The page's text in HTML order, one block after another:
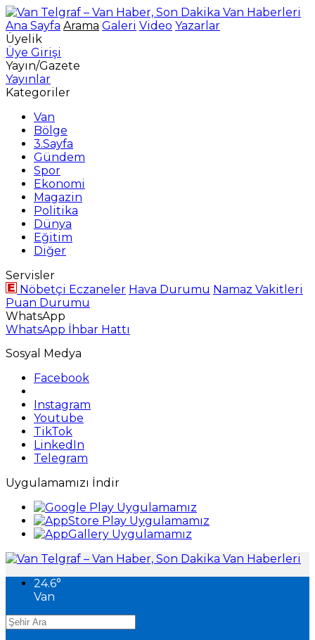
Ana Sayfa Arama Galeri Video Yazarlar
Üyelik
Üye Girişi
Yayın/Gazete
Yayınlar
Kategoriler
Van
Bölge
3.Sayfa
Gündem
Spor
Ekonomi
Magazin
Politika
Dünya
Eğitim
Diğer
Servisler
Nöbetçi Eczaneler Hava Durumu Namaz Vakitleri
Puan Durumu
WhatsApp
WhatsApp İhbar Hattı
Sosyal Medya
Facebook
Instagram
Youtube
TikTok
LinkedIn
Telegram
Uygulamamızı İndir
24.6°
Van